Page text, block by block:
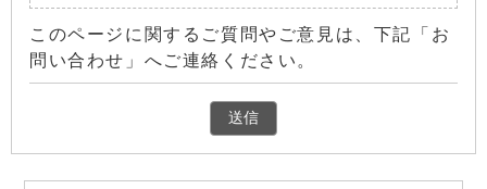
このページに関するご質問やご意見は、下記「お
問い合わせ」へご連絡ください。